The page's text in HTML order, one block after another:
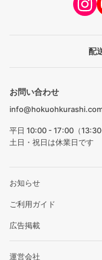
配
お問い合わせ
平日 10:00 - 17:00（
土日・祝日は休業日です
お知らせ
ご利用ガイド
広告掲載
運営会社